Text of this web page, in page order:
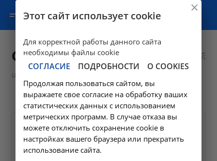
COVID-19
Цены в Усолье-Сибирском
COVID-19
Выдача сертификата на
английском языке с
присвоением QR кода
Этот сайт использует cookie
Для корректной работы данного сайта
необходимы файлы cookie
СОГЛАСИЕ ПОДРОБНОСТИ О COOKIES
Продолжая пользоваться сайтом, вы
выражаете свое согласие на обработку ваших
статистических данных с использованием
метрических программ. В случае отказа вы
можете отключить сохранение cookie в
настройках вашего браузера или прекратить
использование сайта.